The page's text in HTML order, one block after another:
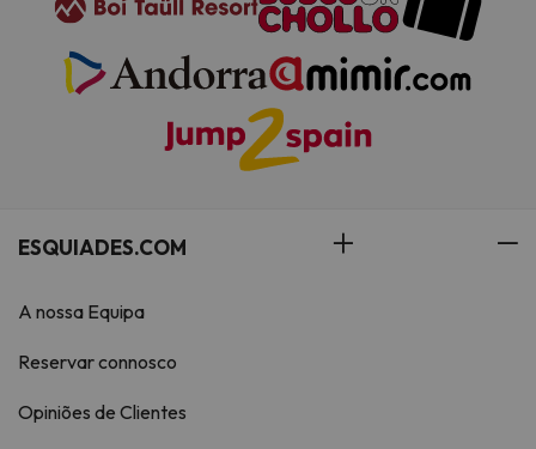
ESQUIADES.COM
A nossa Equipa
Reservar connosco
Opiniões de Clientes